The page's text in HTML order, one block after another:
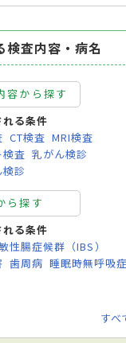
検査内容・病名
容から探す
る条件
CT検査 MRI検査
検査 乳がん検診
診
ら探す
る条件
性腸症候群（IBS）
歯周病 睡眠時無呼吸
すべ